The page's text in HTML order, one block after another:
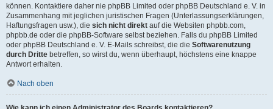
können. Kontaktiere daher nie phpBB Limited oder phpBB Deutschland e. V. in
Zusammenhang mit jeglichen juristischen Fragen (Unterlassungserklärungen,
Haftungsfragen usw.), die sich nicht direkt auf die Websiten phpbb.com,
phpbb.de oder die phpBB-Software selbst beziehen. Falls du phpBB Limited
oder phpBB Deutschland e. V. E-Mails schreibst, die die Softwarenutzung
durch Dritte betreffen, so wirst du, wenn überhaupt, höchstens eine knappe
Antwort erhalten.
Nach oben